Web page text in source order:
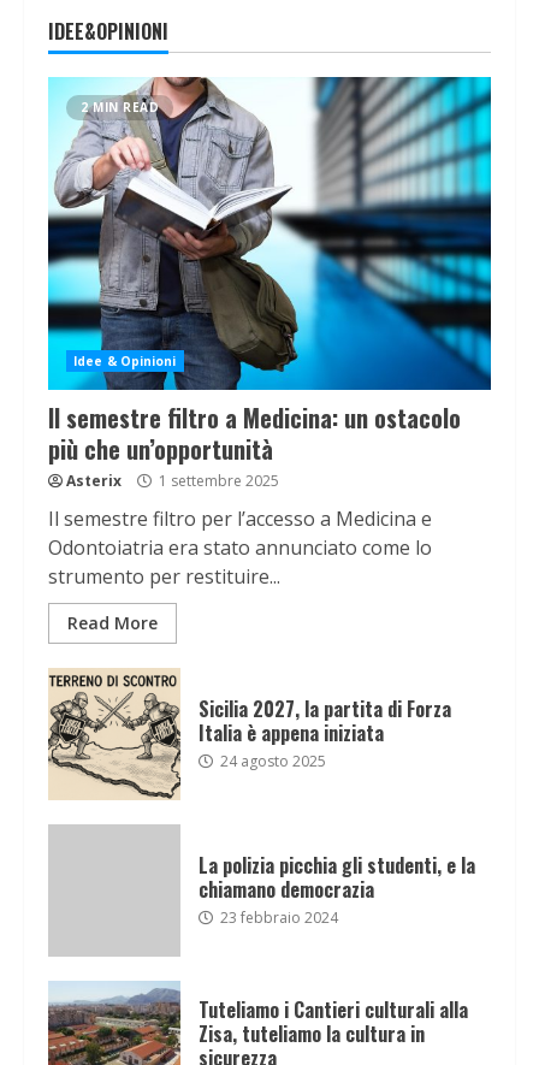
IDEE&OPINIONI
2 MIN READ
Idee & Opinioni
Il semestre filtro a Medicina: un ostacolo
più che un’opportunità
Asterix 1 settembre 2025
Il semestre filtro per l’accesso a Medicina e
Odontoiatria era stato annunciato come lo
strumento per restituire...
Read More
Sicilia 2027, la partita di Forza
Italia è appena iniziata
24 agosto 2025
La polizia picchia gli studenti, e la
chiamano democrazia
23 febbraio 2024
Tuteliamo i Cantieri culturali alla
Zisa, tuteliamo la cultura in
sicurezza